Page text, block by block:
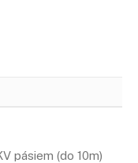
pásiem (do 10m)